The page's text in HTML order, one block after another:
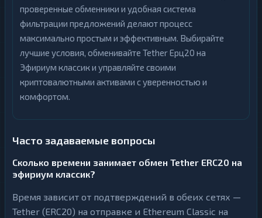
проверенные обменники и удобная система
фильтрации предложений делают процесс
максимально простым и эффективным. Выбирайте
лучшие условия, обменивайте Tether Ерц20 на
Эфириум классик и управляйте своими
криптовалютными активами с уверенностью и
комфортом.
Часто задаваемые вопросы
Сколько времени занимает обмен Tether ERC20 на
эфириум классик?
Время зависит от подтверждений в обеих сетях —
Tether (ERC20) на отправке и Ethereum Classic на